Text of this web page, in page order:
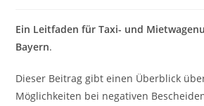
Ein Leitfaden für Taxi- und
Bayern.
Dieser Beitrag gibt einen Überblick
Möglichkeiten bei negativen